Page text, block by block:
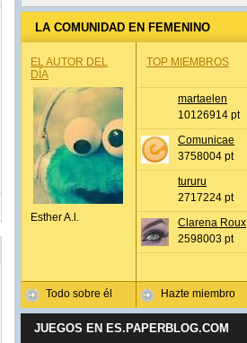
LA COMUNIDAD EN FEMENINO
EL AUTOR DEL
DÍA
Esther A.l.
Todo sobre él
TOP MIEMBROS
martaelen
10126914 pt
Comunicae
3758004 pt
tururu
2717224 pt
Clarena Roux
2598003 pt
Hazte miembro
JUEGOS EN ES.PAPERBLOG.COM